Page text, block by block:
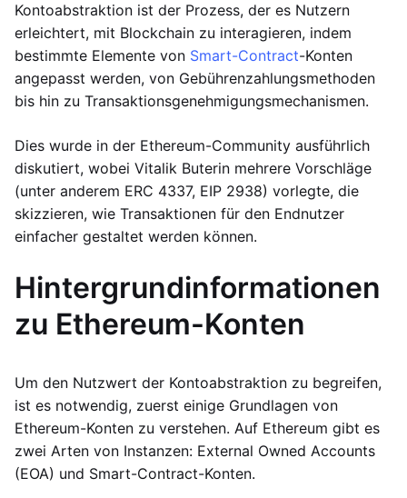
Kontoabstraktion ist der Prozess, der es Nutzern
erleichtert, mit Blockchain zu interagieren, indem
bestimmte Elemente von Smart-Contract-Konten
angepasst werden, von Gebührenzahlungsmethoden
bis hin zu Transaktionsgenehmigungsmechanismen.
Dies wurde in der Ethereum-Community ausführlich
diskutiert, wobei Vitalik Buterin mehrere Vorschläge
(unter anderem ERC 4337, EIP 2938) vorlegte, die
skizzieren, wie Transaktionen für den Endnutzer
einfacher gestaltet werden können.
Hintergrundinformationen
zu Ethereum-Konten
Um den Nutzwert der Kontoabstraktion zu begreifen,
ist es notwendig, zuerst einige Grundlagen von
Ethereum-Konten zu verstehen. Auf Ethereum gibt es
zwei Arten von Instanzen: External Owned Accounts
(EOA) und Smart-Contract-Konten.